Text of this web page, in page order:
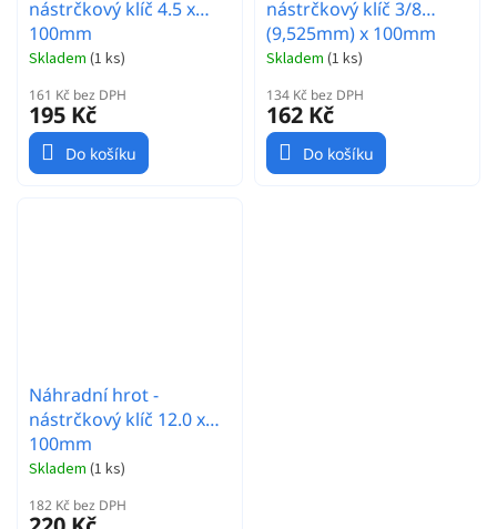
nástrčkový klíč 4.5 x
100mm
Skladem (1 ks)
161 Kč bez DPH
195 Kč
Do košíku
nástrčkový klíč 3/8
(9,525mm) x 100mm
Skladem (1 ks)
134 Kč bez DPH
162 Kč
Do košíku
Náhradní hrot -
nástrčkový klíč 12.0 x
100mm
Skladem (1 ks)
182 Kč bez DPH